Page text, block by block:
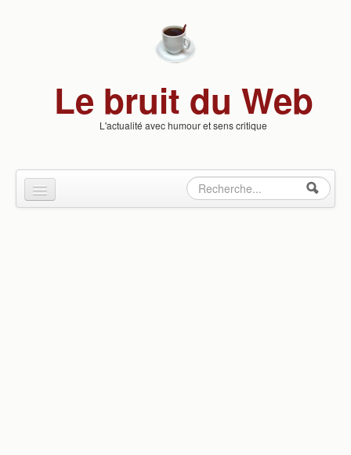
Le bruit du Web
L'actualité avec humour et sens critique
Formulaire
Rechercher